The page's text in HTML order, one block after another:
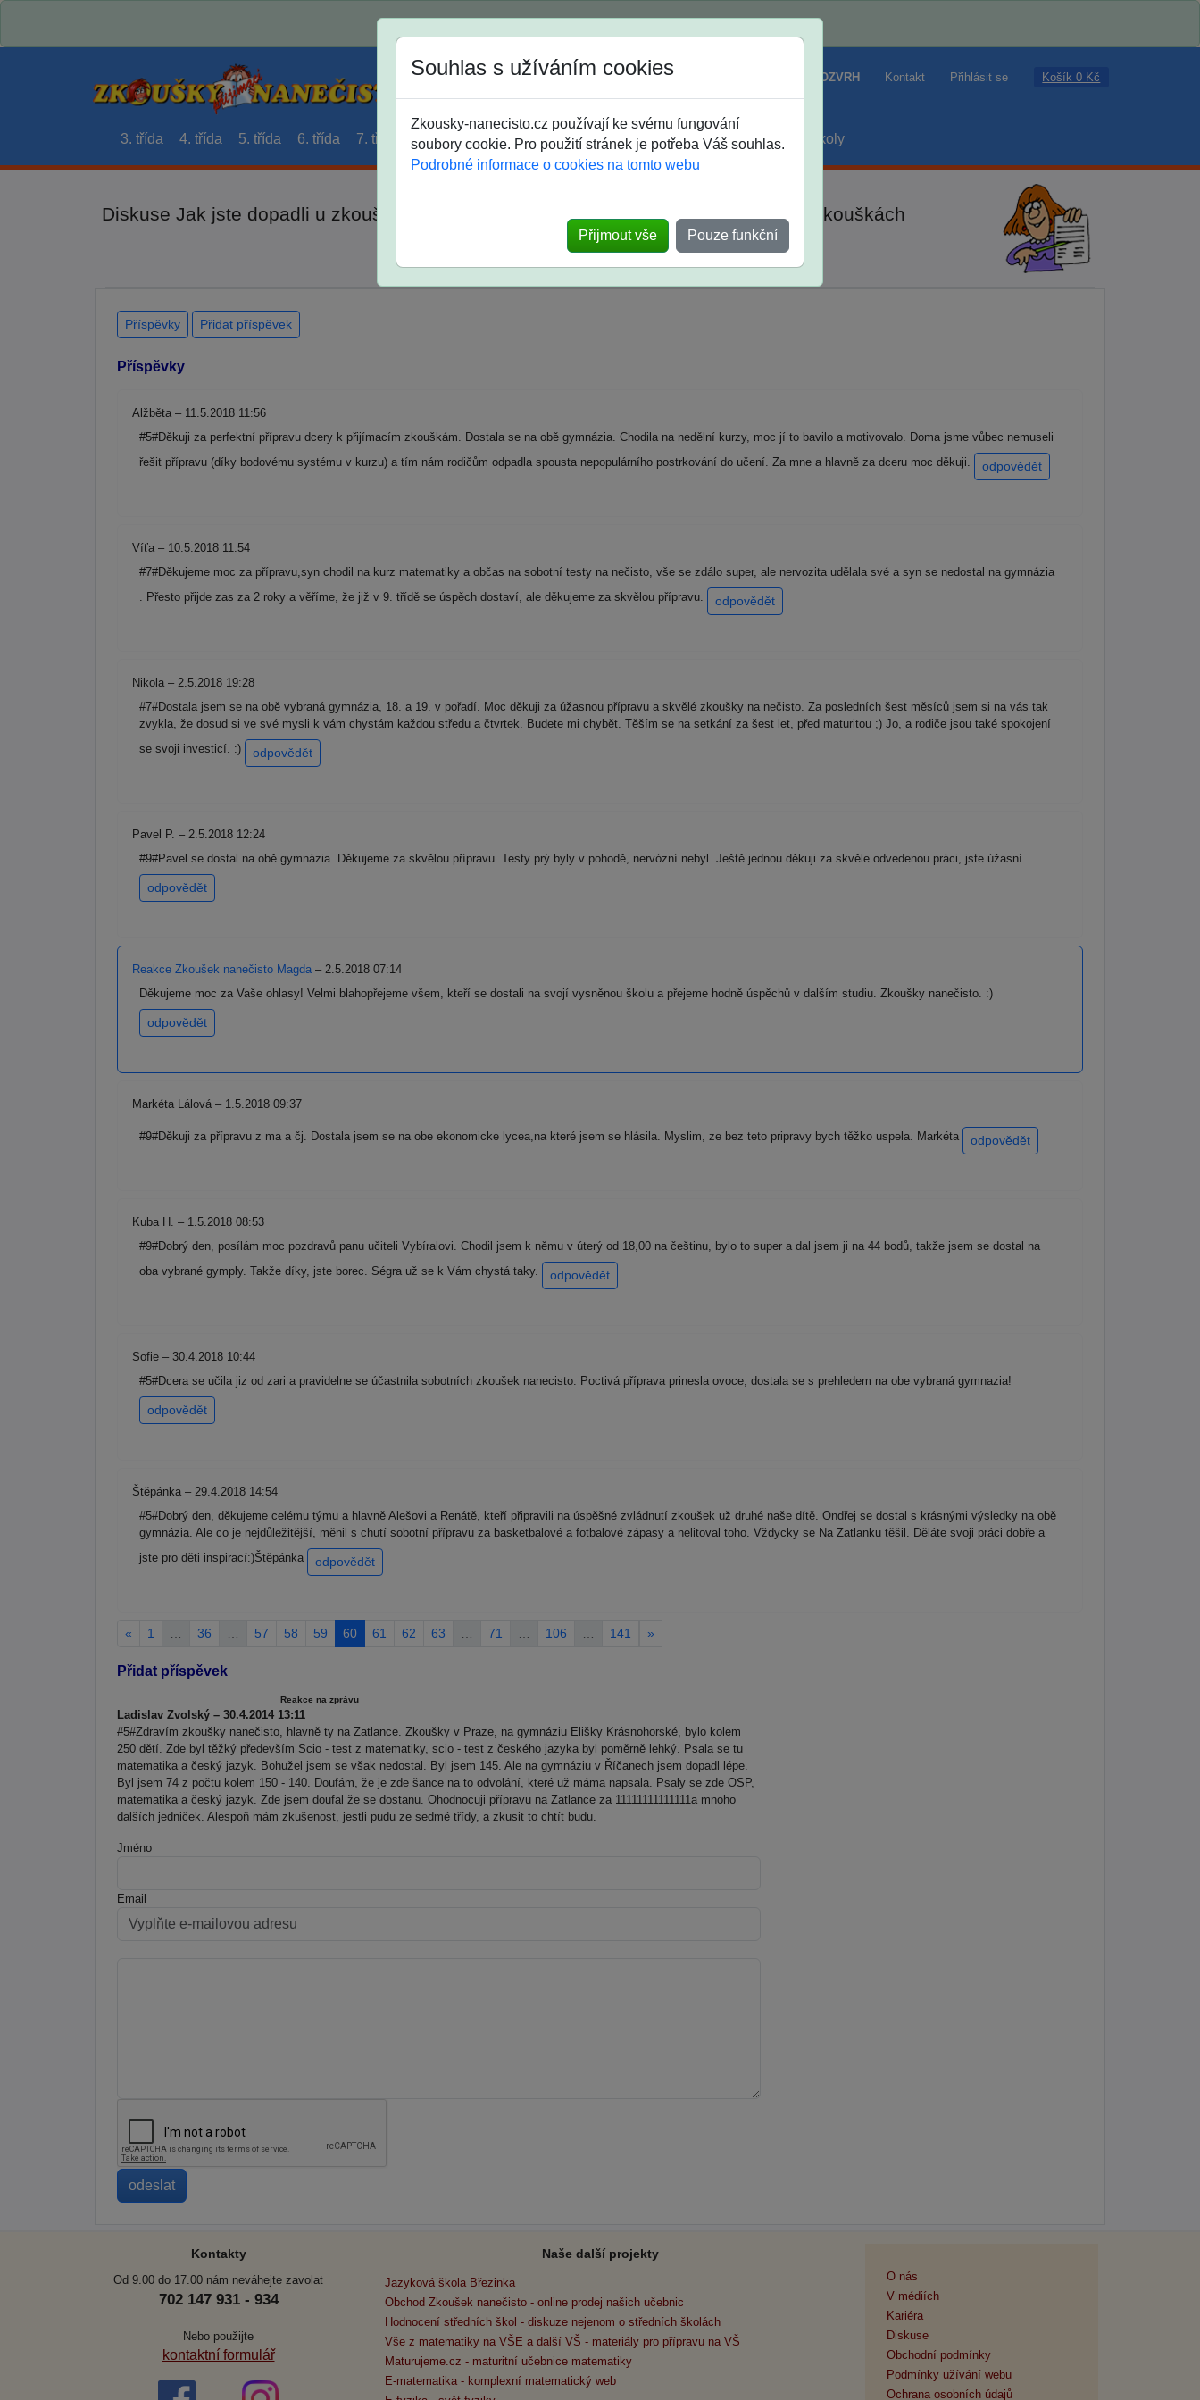
Jak si vybrat ROZVRH Kontakt Přihlásit se Košík 0 Kč
3. třída 4. třída 5. třída 6. třída 7. třída 8. třída 9. třída střední maturanti soutěže prázdniny školy
Diskuse Jak jste dopadli u zkoušek na SŠ? Vaše ohlasy po skutečných přijímacích zkouškách
Souhlas s užíváním cookies
Zkousky-nanecisto.cz používají ke svému fungování
soubory cookie. Pro použití stránek je potřeba Váš souhlas.
Podrobné informace o cookies na tomto webu
Přijmout vše Pouze funkční
Příspěvky Přidat příspěvek
Příspěvky
Alžběta – 11.5.2018 11:56
#5#Děkuji za perfektní přípravu dcery k přijímacím zkouškám. Dostala se na obě gymnázia. Chodila na nedělní kurzy, moc jí to bavilo a motivovalo. Doma jsme vůbec nemuseli
řešit přípravu (díky bodovému systému v kurzu) a tím nám rodičům odpadla spousta nepopulárního postrkování do učení. Za mne a hlavně za dceru moc děkuji.
odpovědět
Víťa – 10.5.2018 11:54
#7#Děkujeme moc za přípravu,syn chodil na kurz matematiky a občas na sobotní testy na nečisto, vše se zdálo super, ale nervozita udělala své a syn se nedostal na gymnázia
. Přesto přijde zas za 2 roky a věříme, že již v 9. třídě se úspěch dostaví, ale děkujeme za skvělou přípravu.
odpovědět
Nikola – 2.5.2018 19:28
#7#Dostala jsem se na obě vybraná gymnázia, 18. a 19. v pořadí. Moc děkuji za úžasnou přípravu a skvělé zkoušky na nečisto. Za posledních šest měsíců jsem si na vás tak
zvykla, že dosud si ve své mysli k vám chystám každou středu a čtvrtek. Budete mi chybět. Těším se na setkání za šest let, před maturitou ;) Jo, a rodiče jsou také spokojení
se svoji investicí. :)
odpovědět
Pavel P. – 2.5.2018 12:24
#9#Pavel se dostal na obě gymnázia. Děkujeme za skvělou přípravu. Testy prý byly v pohodě, nervózní nebyl. Ještě jednou děkuji za skvěle odvedenou práci, jste úžasní.
odpovědět
Reakce Zkoušek nanečisto Magda – 2.5.2018 07:14
Děkujeme moc za Vaše ohlasy! Velmi blahopřejeme všem, kteří se dostali na svojí vysněnou školu a přejeme hodně úspěchů v dalším studiu. Zkoušky nanečisto. :)
odpovědět
Markéta Lálová – 1.5.2018 09:37
#9#Děkuji za přípravu z ma a čj. Dostala jsem se na obe ekonomicke lycea,na které jsem se hlásila. Myslim, ze bez teto pripravy bych těžko uspela. Markéta odpovědět
Kuba H. – 1.5.2018 08:53
#9#Dobrý den, posílám moc pozdravů panu učiteli Vybíralovi. Chodil jsem k němu v úterý od 18,00 na češtinu, bylo to super a dal jsem ji na 44 bodů, takže jsem se dostal na
oba vybrané gymply. Takže díky, jste borec. Ségra už se k Vám chystá taky.
odpovědět
Sofie – 30.4.2018 10:44
#5#Dcera se učila jiz od zari a pravidelne se účastnila sobotních zkoušek nanecisto. Poctivá příprava prinesla ovoce, dostala se s prehledem na obe vybraná gymnazia!
odpovědět
Štěpánka – 29.4.2018 14:54
#5#Dobrý den, děkujeme celému týmu a hlavně Alešovi a Renátě, kteří připravili na úspěšné zvládnutí zkoušek už druhé naše dítě. Ondřej se dostal s krásnými výsledky na obě
gymnázia. Ale co je nejdůležitější, měnil s chutí sobotní přípravu za basketbalové a fotbalové zápasy a nelitoval toho. Vždycky se Na Zatlanku těšil. Děláte svoji práci dobře a
jste pro děti inspirací:)Štěpánka
odpovědět
« 1 36 57 58 59 60 61 62 63 71 106 141 »
Přidat příspěvek
Reakce na zprávu
Ladislav Zvolský – 30.4.2014 13:11
#5#Zdravím zkoušky nanečisto, hlavně ty na Zatlance. Zkoušky v Praze, na gymnáziu Elišky Krásnohorské, bylo kolem
250 dětí. Zde byl těžký především Scio - test z matematiky, scio - test z českého jazyka byl poměrně lehký. Psala se tu
matematika a český jazyk. Bohužel jsem se však nedostal. Byl jsem 145. Ale na gymnáziu v Říčanech jsem dopadl lépe.
Byl jsem 74 z počtu kolem 150 - 140. Doufám, že je zde šance na to odvolání, které už máma napsala. Psaly se zde OSP,
matematika a český jazyk. Zde jsem doufal že se dostanu. Ohodnocuji přípravu na Zatlance za 11111111111111a mnoho
dalších jedniček. Alespoň mám zkušenost, jestli pudu ze sedmé třídy, a zkusit to chtít budu.
Jméno
Email
Kontakty
Od 9.00 do 17.00 nám neváhejte zavolat
702 147 931 - 934
Nebo použijte
kontaktní formulář
Naše další projekty
Jazyková škola Březinka
Obchod Zkoušek nanečisto - online prodej našich učebnic
Hodnocení středních škol - diskuze nejenom o středních školách
Vše z matematiky na VŠE a další VŠ - materiály pro přípravu na VŠ
Maturujeme.cz - maturitní učebnice matematiky
E-matematika - komplexní matematický web
O nás
V médiích
Kariéra
Diskuse
Obchodní podmínky
Podmínky užívání webu
Ochrana osobních údajů